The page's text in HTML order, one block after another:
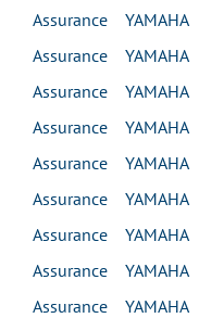
Assurance
Assurance
Assurance
Assurance
Assurance
Assurance
Assurance
Assurance
Assurance